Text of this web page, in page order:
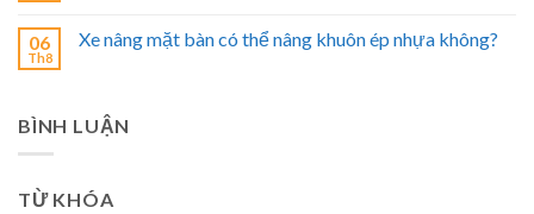
06
Th8
Xe nâng mặt bàn có thể nâng khuôn ép nhựa không?
BÌNH LUẬN
TỪ KHÓA